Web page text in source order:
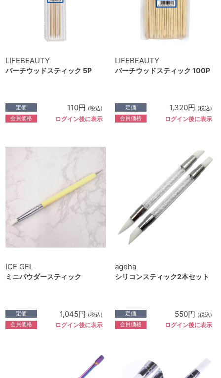
LIFEBEAUTY
バーチウッドスティック 5P
定価 110円 (税込)
会員価格 ログイン後に表示
LIFEBEAUTY
バーチウッドスティック 100P
定価 1,320円 (税込)
会員価格 ログイン後に表示
ICE GEL
ミニパウダースティック
定価 1,045円 (税込)
会員価格 ログイン後に表示
ageha
シリコンスティック2本セット
定価 550円 (税込)
会員価格 ログイン後に表示